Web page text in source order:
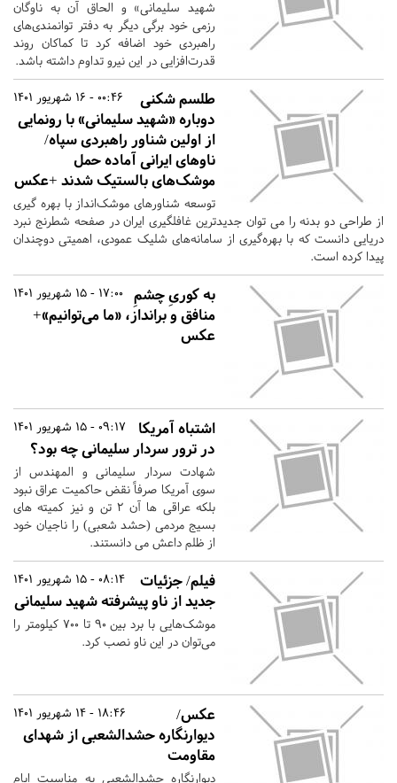
شهید سلیمانی» و الحاق آن به ناوگان
رزمی خود برگی دیگر به دفتر توانمندی‌های
راهبردی خود اضافه کرد تا کماکان روند
قدرت‌افزایی در این نیرو تداوم داشته باشد.
00:46 - 16 شهریور 1401
طلسم شکنی
دوباره «شهید سلیمانی» با رونمایی
از اولین شناور راهبردی سپاه/
ناوهای ایرانی آماده حمل
موشک‌های بالستیک شدند +عکس
توسعه شناورهای موشک‌انداز با بهره گیری
از طراحی دو بدنه را می توان جدیدترین غافلگیری ایران در صفحه شطرنج نبرد
دریایی دانست که با بهره‌گیری از سامانه‌های شلیک عمودی، اهمیتی دوچندان
پیدا کرده است.
17:00 - 15 شهریور 1401
به کوریِ چشمِ
منافق و برانداز، «ما می‌توانیم»+
عکس
09:17 - 15 شهریور 1401
اشتباه آمریکا
در ترور سردار سلیمانی چه بود؟
شهادت سردار سلیمانی و المهندس از
سوی آمریکا صرفاً نقض حاکمیت عراق نبود
بلکه عراقی ها آن ۲ تن و نیز کمیته های
بسیج مردمی (حشد شعبی) را ناجیان خود
از ظلم داعش می دانستند.
08:14 - 15 شهریور 1401
فیلم/ جزئیات
جدید از ناو پیشرفته شهید سلیمانی
موشک‌هایی با برد بین ۹۰ تا ۷۰۰ کیلومتر را
می‌توان در این ناو نصب کرد.
18:46 - 14 شهریور 1401
عکس/
دیوارنگاره حشدالشعبی از شهدای
مقاومت
دیوارنگاره حشدالشعبی به مناسبت ایام